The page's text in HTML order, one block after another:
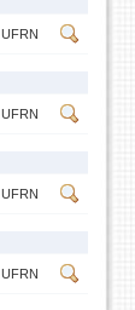
UFRN
UFRN
UFRN
UFRN